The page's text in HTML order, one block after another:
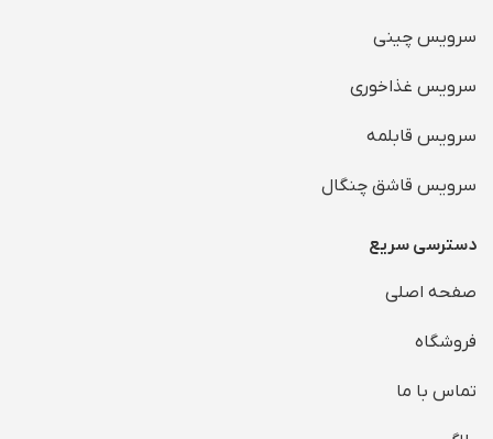
سرویس چینی
سرویس غذاخوری
سرویس قابلمه
سرویس قاشق چنگال
دسترسی سریع
صفحه اصلی
فروشگاه
تماس با ما